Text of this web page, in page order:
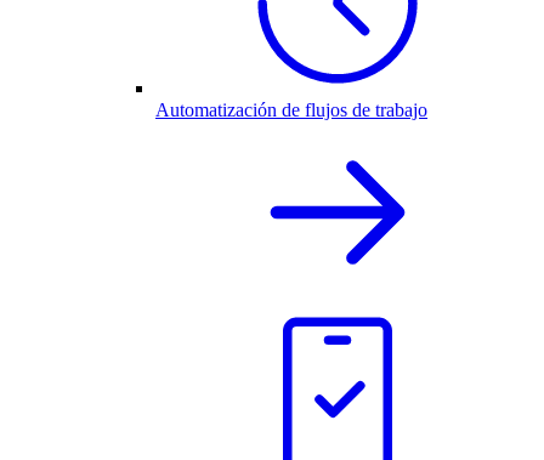
Automatización de flujos de trabajo